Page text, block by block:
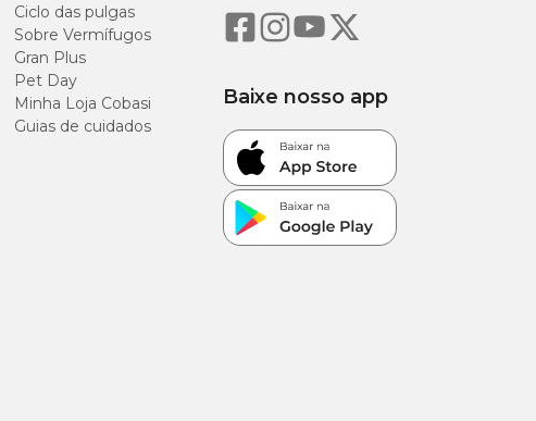
Ciclo das pulgas
Sobre Vermífugos
Gran Plus
Pet Day
Minha Loja Cobasi
Guias de cuidados
Baixe nosso app